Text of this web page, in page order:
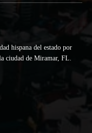
hispana del estado por
ciudad de Miramar, FL.